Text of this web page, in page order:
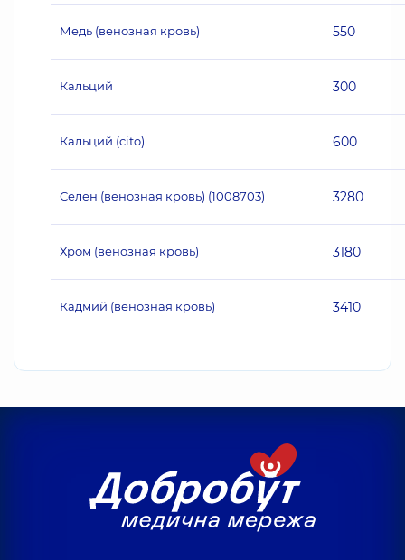
Медь (венозная кровь) 550
Кальций 300
Кальций (cito) 600
Селен (венозная кровь) (1008703) 3280
Хром (венозная кровь) 3180
Кадмий (венозная кровь) 3410